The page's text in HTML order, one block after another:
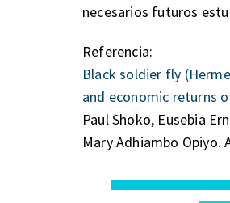
necesarios futuros
Referencia:
Black soldier fly
and economic returns
Paul Shoko, Eusebia
Mary Adhiambo Opiyo.